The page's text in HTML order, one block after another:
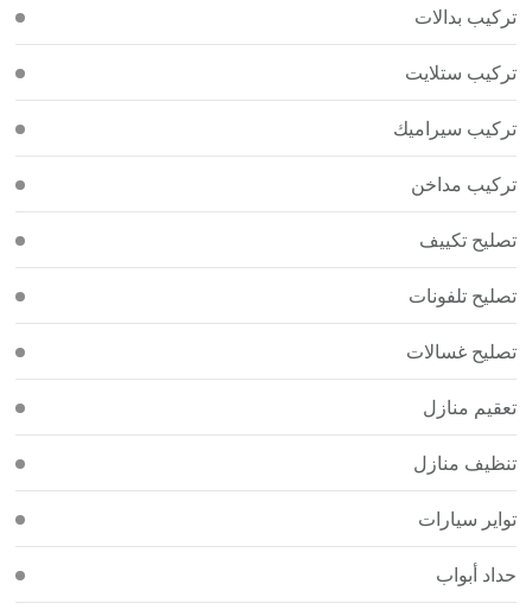
تركيب بدالات
تركيب ستلايت
تركيب سيراميك
تركيب مداخن
تصليح تكييف
تصليح تلفونات
تصليح غسالات
تعقيم منازل
تنظيف منازل
تواير سيارات
حداد أبواب